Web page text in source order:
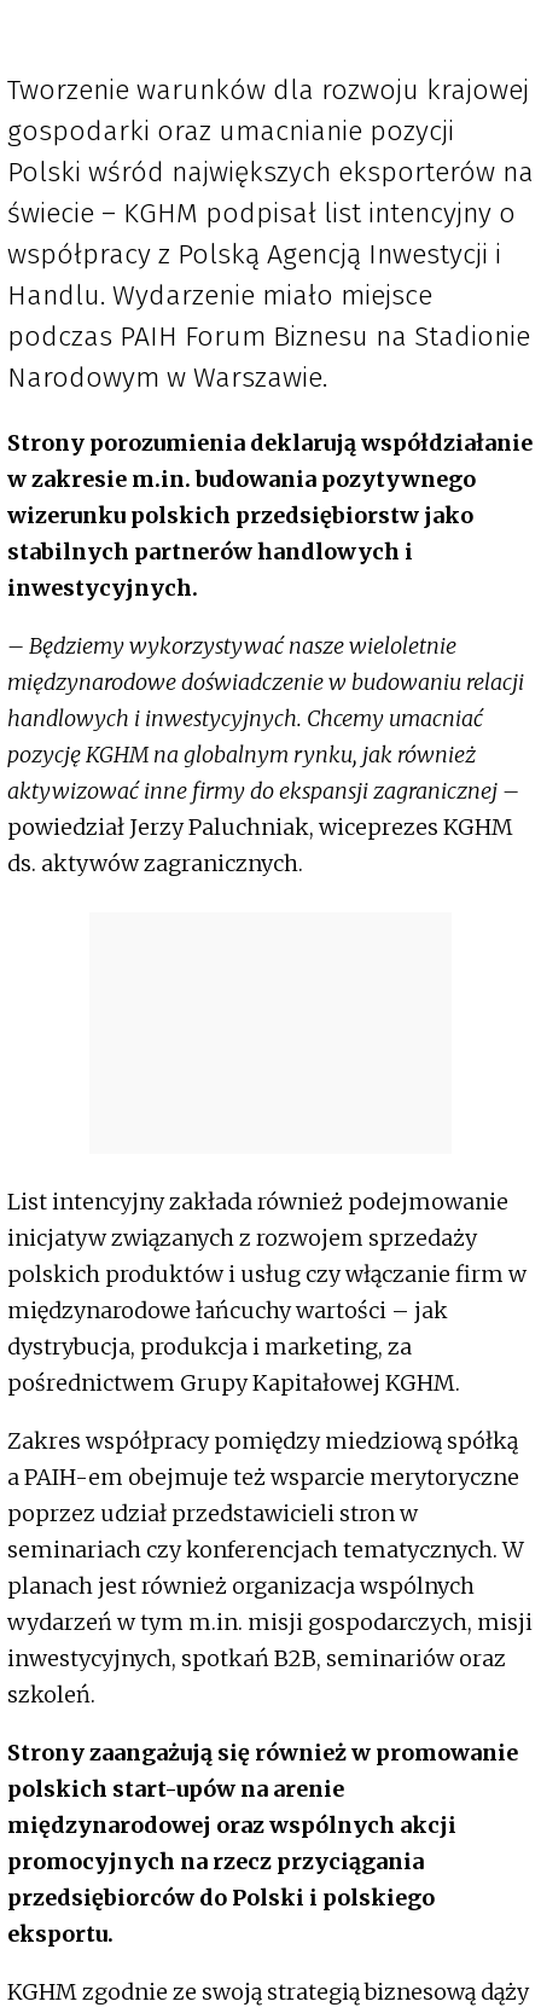
Tworzenie warunków dla rozwoju krajowej
gospodarki oraz umacnianie pozycji
Polski wśród największych eksporterów na
świecie – KGHM podpisał list intencyjny o
współpracy z Polską Agencją Inwestycji i
Handlu. Wydarzenie miało miejsce
podczas PAIH Forum Biznesu na Stadionie
Narodowym w Warszawie.
Strony porozumienia deklarują współdziałanie
w zakresie m.in. budowania pozytywnego
wizerunku polskich przedsiębiorstw jako
stabilnych partnerów handlowych i
inwestycyjnych.
– Będziemy wykorzystywać nasze wieloletnie
międzynarodowe doświadczenie w budowaniu relacji
handlowych i inwestycyjnych. Chcemy umacniać
pozycję KGHM na globalnym rynku, jak również
aktywizować inne firmy do ekspansji zagranicznej –
powiedział Jerzy Paluchniak, wiceprezes KGHM
ds. aktywów zagranicznych.
List intencyjny zakłada również podejmowanie
inicjatyw związanych z rozwojem sprzedaży
polskich produktów i usług czy włączanie firm w
międzynarodowe łańcuchy wartości – jak
dystrybucja, produkcja i marketing, za
pośrednictwem Grupy Kapitałowej KGHM.
Zakres współpracy pomiędzy miedziową spółką
a PAIH-em obejmuje też wsparcie merytoryczne
poprzez udział przedstawicieli stron w
seminariach czy konferencjach tematycznych. W
planach jest również organizacja wspólnych
wydarzeń w tym m.in. misji gospodarczych, misji
inwestycyjnych, spotkań B2B, seminariów oraz
szkoleń.
Strony zaangażują się również w promowanie
polskich start-upów na arenie
międzynarodowej oraz wspólnych akcji
promocyjnych na rzecz przyciągania
przedsiębiorców do Polski i polskiego
eksportu.
KGHM zgodnie ze swoją strategią biznesową dąży